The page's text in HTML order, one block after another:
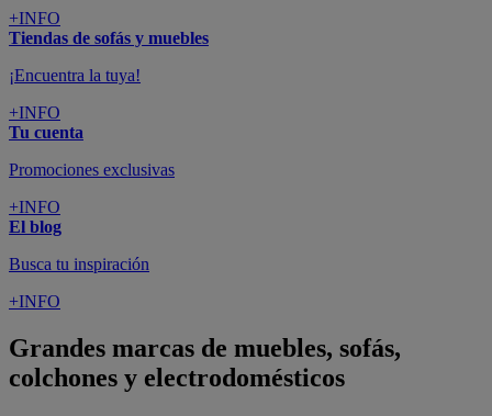
+INFO
Tiendas de sofás y muebles
¡Encuentra la tuya!
+INFO
Tu cuenta
Promociones exclusivas
+INFO
El blog
Busca tu inspiración
+INFO
Grandes marcas de muebles, sofás,
colchones y electrodomésticos